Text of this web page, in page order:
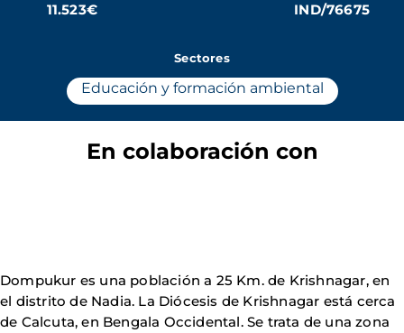
11.523€ IND/76675
Sectores
Educación y formación ambiental
En colaboración con
Dompukur es una población a 25 Km. de Krishnagar, en
el distrito de Nadia. La Diócesis de Krishnagar está cerca
de Calcuta, en Bengala Occidental. Se trata de una zona